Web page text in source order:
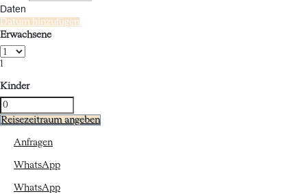
Daten
Datum hinzufügen
Erwachsene
1
Kinder
Reisezeitraum angeben
Anfragen
WhatsApp
WhatsApp